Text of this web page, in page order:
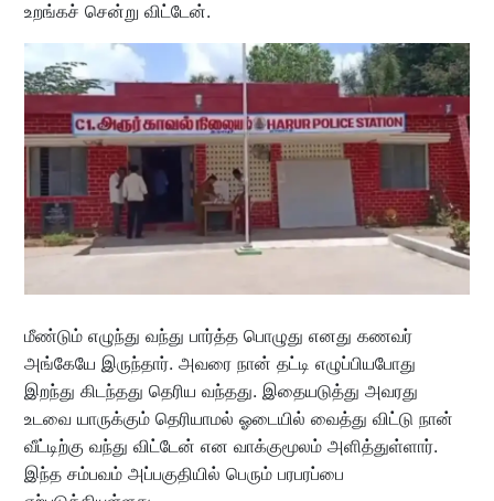
உறங்கச் சென்று விட்டேன்.
மீண்டும் எழுந்து வந்து பார்த்த பொழுது எனது கணவர்
அங்கேயே இருந்தார். அவரை நான் தட்டி எழுப்பியபோது
இறந்து கிடந்தது தெரிய வந்தது. இதையடுத்து அவரது
உடவை யாருக்கும் தெரியாமல் ஓடையில் வைத்து விட்டு நான்
வீட்டிற்கு வந்து விட்டேன் என வாக்குமூலம் அளித்துள்ளார்.
இந்த சம்பவம் அப்பகுதியில் பெரும் பரபரப்பை